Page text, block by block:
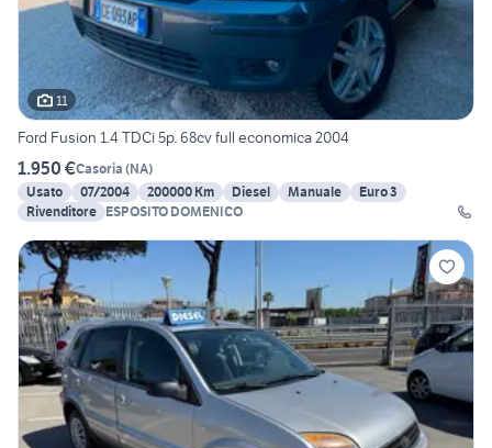
11
Ford Fusion 1.4 TDCi 5p. 68cv full economica 2004
1.950 €Casoria (NA)
Usato
07/2004 200000 Km Diesel Manuale
Euro 3
Rivenditore ESPOSITO DOMENICO